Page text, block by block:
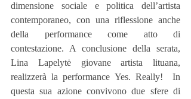
dimensione sociale e politica dell’artista
contemporaneo, con una riflessione anche
della performance come atto di
contestazione. A conclusione della serata,
Lina Lapelytė giovane artista lituana,
realizzerà la performance Yes. Really!  In
questa sua azione convivono due sfere di